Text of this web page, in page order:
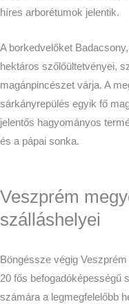
híres arborétumok jelentik.
A borkedvelőket
hektáros szőlőültetvényei,
magánpincészet várja. A
sárkányrepülés egyik fő
jelentős hagyományos
és a pápai sonka.
Veszprém
szálláshelyei
Böngéssze végig
20 fős befogadóképességű
számára a legmegfelelőbb